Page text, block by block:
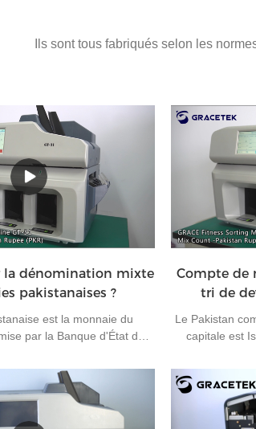
Ils sont tous fabriqués selon les
la dénomination mixte
pakistanaises ?
est la monnaie du
par la Banque d'État du
circulation au Pakistan : 10
50 roupies, 100 roupies, 500
et 5 000 roupies, et 4
monnaie en circulation au
Compte de
tri de
Le Pakistan
capitale est
plus utilisées
de l'argent
appropriée,
machine de tri